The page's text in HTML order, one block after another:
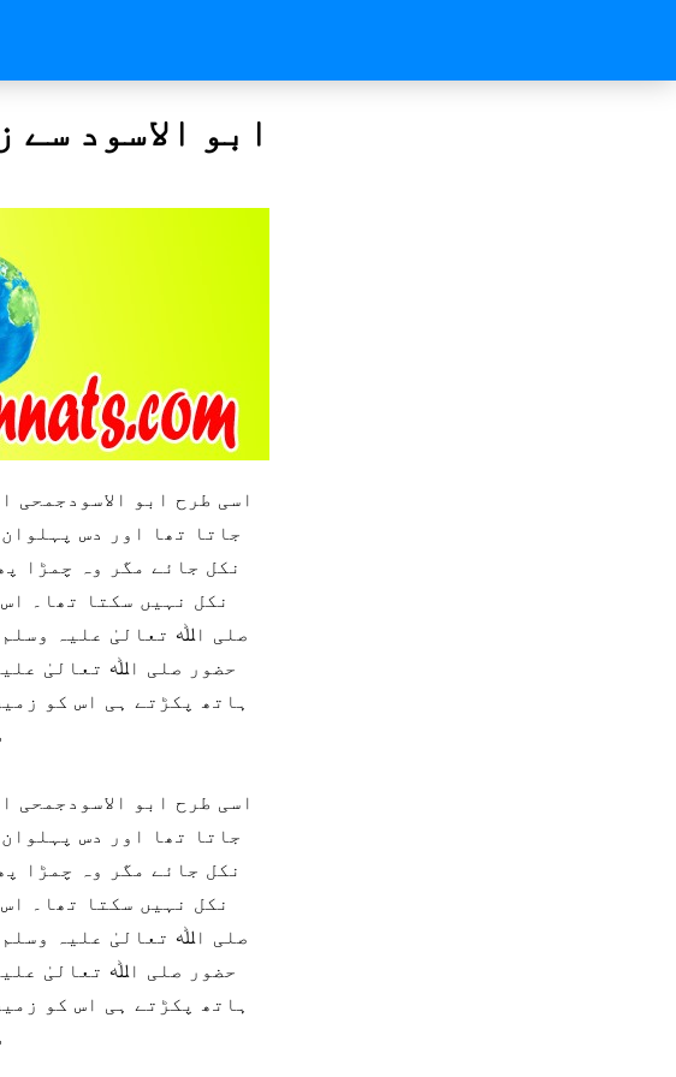
ابو الاسود
جاتا تھا اور دس
نکل جائے مگر وہ چمڑا
نکل نہیں سکتا تھا۔
صلی اﷲ تعالیٰ علیہ
حضور صلی اﷲ تعالیٰ
ہاتھ پکڑتے ہی اس کو
جاتا تھا اور دس
نکل جائے مگر وہ چمڑا
نکل نہیں سکتا تھا۔
صلی اﷲ تعالیٰ علیہ
حضور صلی اﷲ تعالیٰ
ہاتھ پکڑتے ہی اس کو